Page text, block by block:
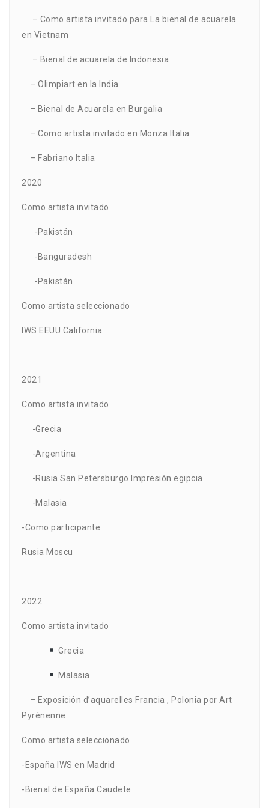
– Como artista invitado para La bienal de acuarela
en Vietnam
– Bienal de acuarela de Indonesia
– Olimpiart en la India
– Bienal de Acuarela en Burgalia
– Como artista invitado en Monza Italia
– Fabriano Italia
2020
Como artista invitado
-Pakistán
-Banguradesh
-Pakistán
Como artista seleccionado
IWS EEUU California
2021
Como artista invitado
-Grecia
-Argentina
-Rusia San Petersburgo Impresión egipcia
-Malasia
-Como participante
Rusia Moscu
2022
Como artista invitado
Grecia
Malasia
– Exposición d’aquarelles Francia , Polonia por Art
Pyrénenne
Como artista seleccionado
-España IWS en Madrid
-Bienal de España Caudete